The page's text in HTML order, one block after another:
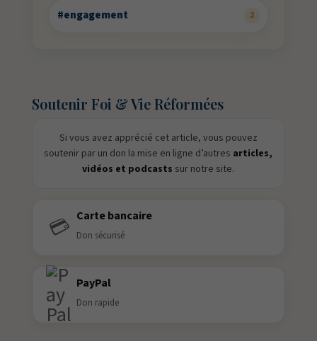
#engagement 2
Soutenir Foi & Vie Réformées
Si vous avez apprécié cet article, vous pouvez
soutenir par un don la mise en ligne d’autres articles,
vidéos et podcasts sur notre site.
💳 Carte bancaire
Don sécurisé
PayPal
Don rapide